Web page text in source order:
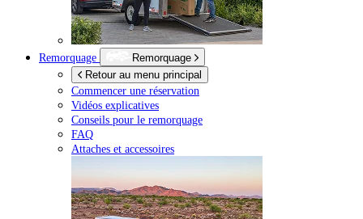
Remorquage
Remorquage
Retour au menu principal
Commencer une réservation
Vidéos explicatives
Conseils pour le remorquage
FAQ
Attaches et accessoires